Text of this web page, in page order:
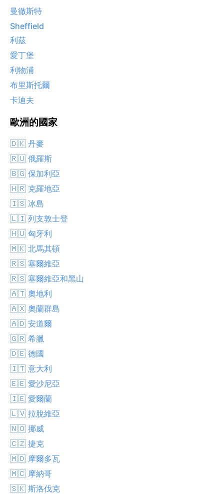
曼徹斯特
Sheffield
利茲
愛丁堡
利物浦
布里斯托爾
卡迪夫
歐洲的國家
🇩🇰 丹麥
🇷🇺 俄羅斯
🇧🇬 保加利亞
🇭🇷 克羅地亞
🇮🇸 冰島
🇱🇮 列支敦士登
🇭🇺 匈牙利
🇲🇰 北馬其頓
🇷🇸 塞爾維亞
🇷🇸 塞爾維亞和黑山
🇦🇹 奧地利
🇦🇽 奧蘭群島
🇦🇩 安道爾
🇬🇷 希臘
🇩🇪 德國
🇮🇹 意大利
🇪🇪 愛沙尼亞
🇮🇪 愛爾蘭
🇱🇻 拉脫維亞
🇳🇴 挪威
🇨🇿 捷克
🇲🇩 摩爾多瓦
🇲🇨 摩納哥
🇸🇰 斯洛伐克